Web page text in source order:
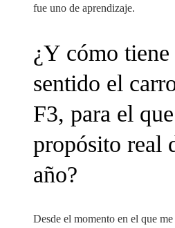
fue uno de aprendizaje.
¿Y cómo tiene
sentido el
F3, para el
propósito real
año?
Desde el momento en el que me